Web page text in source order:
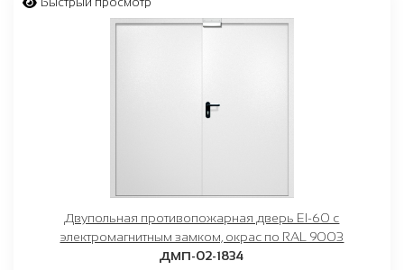
Двупольная противопожарная дверь EI-60 с
электромагнитным замком, окрас по RAL 9003
ДМП-02-1834